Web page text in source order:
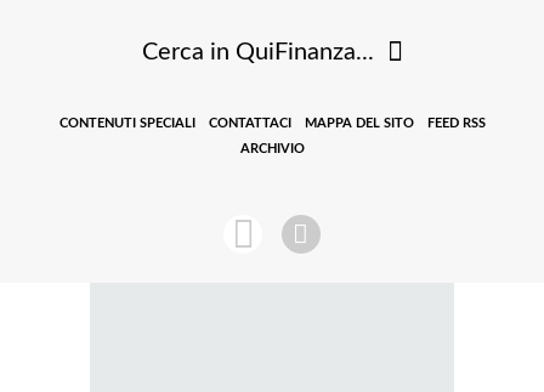
Cerca in QuiFinanza...
CONTENUTI SPECIALI CONTATTACI MAPPA DEL SITO
FEED RSS
ARCHIVIO